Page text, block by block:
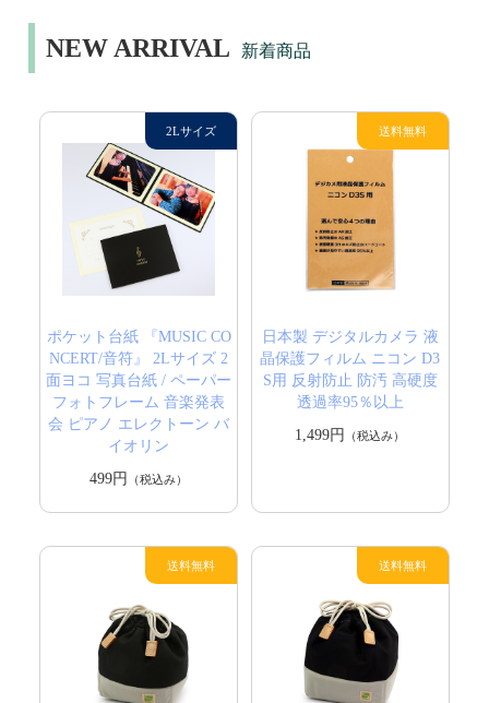
NEW ARRIVAL 新着商品
ポケット台紙 『MUSIC CO
NCERT/音符』 2Lサイズ 2
面ヨコ 写真台紙 / ペーパー
フォトフレーム 音楽発表
会 ピアノ エレクトーン バ
イオリン
499円
（税込み）
日本製 デジタルカメラ 液
晶保護フィルム ニコン D3
S用 反射防止 防汚 高硬度
透過率95％以上
1,499円
（税込み）